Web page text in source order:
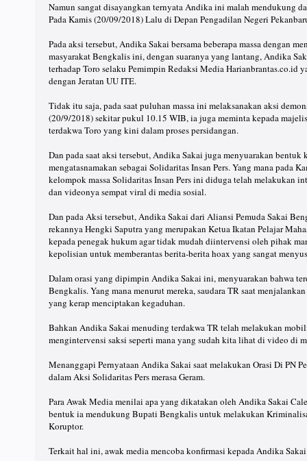
Namun sangat disayangkan ternyata Andika ini malah mendukung
Pada Kamis (20/09/2018) Lalu di Depan Pengadilan Negeri
Pada aksi tersebut, Andika Sakai bersama beberapa massa dengan
masyarakat Bengkalis ini, dengan suaranya yang lantang, Andika
terhadap Toro selaku Pemimpin Redaksi Media Harianbrantas.co.id
dengan Jeratan UU ITE.
Tidak itu saja, pada saat puluhan massa ini melaksanakan aksi
(20/9/2018) sekitar pukul 10.15 WIB, ia juga meminta kepada
terdakwa Toro yang kini dalam proses persidangan.
Dan pada saat aksi tersebut, Andika Sakai juga menyuarakan bentuk
mengatasnamakan sebagai Solidaritas Insan Pers. Yang mana pada
kelompok massa Solidaritas Insan Pers ini diduga telah melakukan
dan videonya sempat viral di media sosial.
Dan pada Aksi tersebut, Andika Sakai dari Aliansi Pemuda Sakai
rekannya Hengki Saputra yang merupakan Ketua Ikatan Pelajar
kepada penegak hukum agar tidak mudah diintervensi oleh pihak
kepolisian untuk memberantas berita-berita hoax yang sangat
Dalam orasi yang dipimpin Andika Sakai ini, menyuarakan bahwa
Bengkalis. Yang mana menurut mereka, saudara TR saat
yang kerap menciptakan kegaduhan.
Bahkan Andika Sakai menuding terdakwa TR telah melakukan
mengintervensi saksi seperti mana yang sudah kita lihat di video di
Menanggapi Pernyataan Andika Sakai saat melakukan Orasi Di PN
dalam Aksi Solidaritas Pers merasa Geram.
Para Awak Media menilai apa yang dikatakan oleh Andika Sakai
bentuk ia mendukung Bupati Bengkalis untuk melakukan
Koruptor.
Terkait hal ini, awak media mencoba konfirmasi kepada Andika